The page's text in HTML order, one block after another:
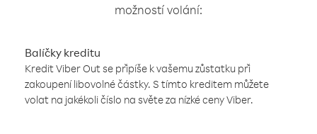
možností volání:
Balíčky kreditu
Kredit Viber Out se připíše k vašemu zůstatku při
zakoupení libovolné částky. S tímto kreditem můžete
volat na jakékoli číslo na světe za nízké ceny Viber.